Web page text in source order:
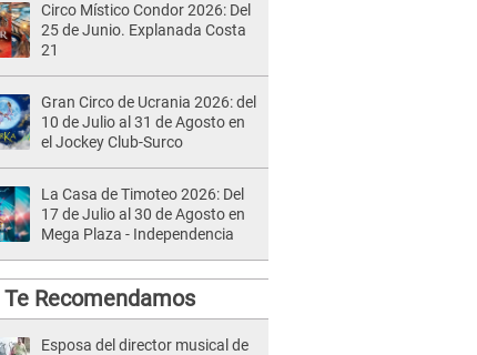
Circo Místico Condor 2026: Del
25 de Junio. Explanada Costa
21
Gran Circo de Ucrania 2026: del
10 de Julio al 31 de Agosto en
el Jockey Club-Surco
La Casa de Timoteo 2026: Del
17 de Julio al 30 de Agosto en
Mega Plaza - Independencia
Te Recomendamos
Esposa del director musical de